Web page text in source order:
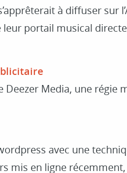
à diffuser sur
portail musical
Deezer Media, une régie
avec une
mis en ligne